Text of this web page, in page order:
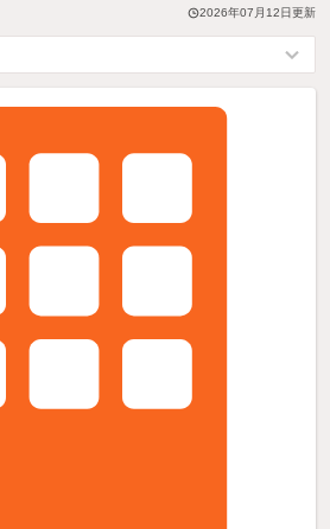
2026年07月12日更新